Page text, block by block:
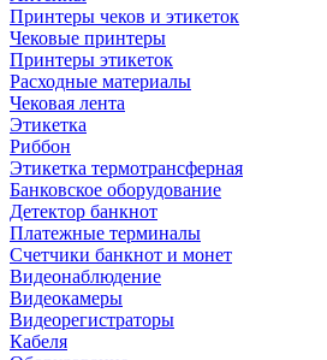
Принтеры чеков и этикеток
Чековые принтеры
Принтеры этикеток
Расходные материалы
Чековая лента
Этикетка
Риббон
Этикетка термотрансферная
Банковское оборудование
Детектор банкнот
Платежные терминалы
Счетчики банкнот и монет
Видеонаблюдение
Видеокамеры
Видеорегистраторы
Кабеля